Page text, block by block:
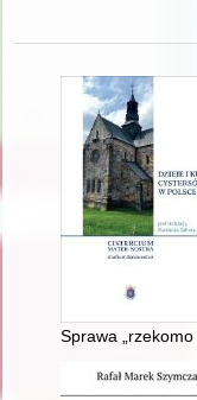
Sprawa